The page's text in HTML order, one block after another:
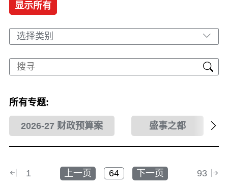
显示所有
选择类别
所有专题:
2026-27 财政预算案 盛事之都
1 上一页 下一页 93